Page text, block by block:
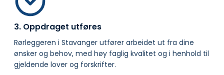
3. Oppdraget utføres
Rørleggeren i Stavanger utfører arbeidet ut fra dine
ønsker og behov, med høy faglig kvalitet og i henhold til
gjeldende lover og forskrifter.